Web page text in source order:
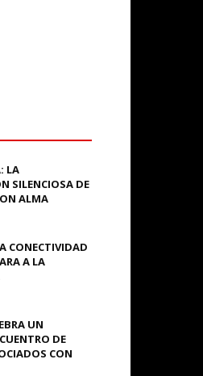
LA
SILENCIOSA DE
ALMA
CONECTIVIDAD
A LA
UN
DE
CON